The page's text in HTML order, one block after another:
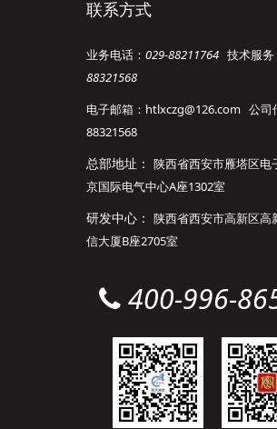
联系方式
业务电话： 029-88211764 技术服务
88321568
电子邮箱：htlxczg@126.com 公司
88321568
总部地址： 陕西省西安市雁塔区电
京国际电气中心A座1302室
研发中心： 陕西省西安市高新区高
信大厦B座2705室
400-996-